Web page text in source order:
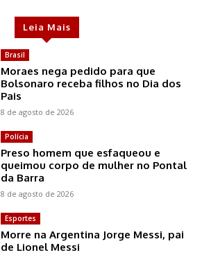
Leia Mais
Brasil
Moraes nega pedido para que
Bolsonaro receba filhos no Dia dos
Pais
8 de agosto de 2026
Polícia
Preso homem que esfaqueou e
queimou corpo de mulher no Pontal
da Barra
8 de agosto de 2026
Esportes
Morre na Argentina Jorge Messi, pai
de Lionel Messi